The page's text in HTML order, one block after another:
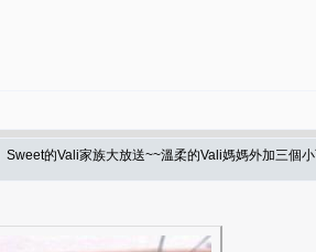
Sweet的Vali家族大放送~~溫柔的Vali媽媽外加三個